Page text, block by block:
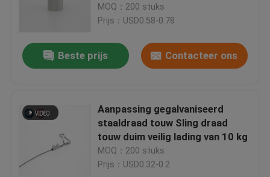
Videos
Duurzaam
MOQ：200 stuks
Prijs：USD0.58-0.78
Beste prijs Contacteer ons
Aanpassing gegalvaniseerd
staaldraad touw Sling draad
touw duim veilig lading van 10 kg
MOQ：200 stuks
Prijs：USD0.32-0.2